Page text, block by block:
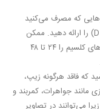
که مصرف می‌کنید
(شامل مکمل‌های کلسیم و ویتامین D) را ارائه دهید. ممکن
است از شما خواسته شود که مکمل‌های کلسیم را ۲۴ تا ۴۸
که فاقد هرگونه زیپ،
مانند جواهرات، کمربند و
می‌توانند در تصاویر